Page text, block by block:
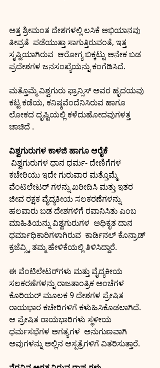
ಅತ್ತ ಶ್ರೀಮಂತ ದೇಶಗಳಲ್ಲಿ ಲಸಿಕೆ ಅಭಿಯಾನವು
ತೀವ್ರತೆ  ಪಡೆಯುತ್ತಾ ಸಾಗುತ್ತಿರುವಂತೆ, ಇತ್ತ
ಸೃಷ್ಟಿಯಾಗಿರುವ  ಆರೋಗ್ಯ ಬಿಕ್ಕಟ್ಟು ಅನೇಕ ಬಡ
ಪ್ರದೇಶಗಳ ಜನಸಂಖ್ಯೆಯನ್ನು ಕಂಗೆಡಿಸಿದೆ.
ಮತ್ತೊಮ್ಮೆ ವಿಶ್ವಗುರು ಫ್ರಾನ್ಸಿಸ್ ಅವರ ಹೃದಯವು
ಕಟ್ಟ ಕಡೆಯ, ಕನಿಷ್ಠವೆಂದೆನಿಸಿರುವ ಹಾಗೂ
ಲೋಕದ ದೃಷ್ಟಿಯಲ್ಲಿ ಕಳೆದುಹೋದವುಗಳತ್ತ
ಚಾಚಿದೆ .
ವಿಶ್ವಗುರುಗಳ ಕಾಳಜಿ ಹಾಗೂ ಆರೈಕೆ
ಕಚೇರಿಯು ಇದೇ ಗುರುವಾರ ಮತ್ತೊಮ್ಮೆ
ವೆಂಟಿಲೇಟರ್ ಗಳನ್ನು ಖರೀದಿಸಿ ಮತ್ತು ಇತರ
ಜೀವ ರಕ್ಷಕ ವೈದ್ಯಕೀಯ ಸಲಕರಣೆಗಳನ್ನು
ಹಲವಾರು ಬಡ ದೇಶಗಳಿಗೆ ರವಾನಿಸಿತು ಎಂಬ
ಮಾಹಿತಿಯನ್ನು ವಿಶ್ವಗುರುಗಳ  ಅಧಿಕೃತ ದಾನ
ಧರ್ಮಾಧಿಕಾರಿಗಳಾಗಿರುವ  ಕಾರ್ಡಿನಲ್ ಕೊನ್ರಾಡ್
ಕ್ರಜೆವ್ಸ್ಕಿ ತಮ್ಮ ಹೇಳಿಕೆಯಲ್ಲಿ ತಿಳಿಸಿದ್ದಾರೆ.
ಈ ವೆಂಟಿಲೇಟರ್‌ಗಳು ಮತ್ತು ವೈದ್ಯಕೀಯ
ಸಲಕರಣೆಗಳನ್ನು ರಾಜತಾಂತ್ರಿಕ ಅಂಚೆಗಳ
ಕೊರಿಯರ್ ಮೂಲಕ 9 ದೇಶಗಳ ಪ್ರೇಷಿತ
ರಾಯಭಾರ ಕಚೇರಿಗಳಿಗೆ ಕಳುಹಿಸಿಕೊಡಲಾಗಿದೆ.
ಆ ಪ್ರೇಷಿತ ರಾಯಭಾರಿಗಳು ಸ್ಥಳೀಯ
ಧರ್ಮಸಭೆಗಳ ಅಗತ್ಯಗಳ  ಅನುಗುಣವಾಗಿ
ಅವುಗಳನ್ನು ಅಲ್ಲಿನ ಆಸ್ಪತ್ರೆಗಳಿಗೆ ವಿತರಿಸುತ್ತಾರೆ.